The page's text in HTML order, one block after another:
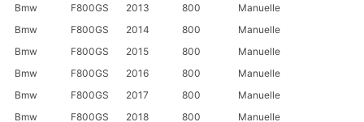
Bmw
F800GS 2013 800
Manuelle
Bmw
F800GS 2014 800
Manuelle
Bmw
F800GS 2015 800
Manuelle
Bmw
F800GS 2016 800
Manuelle
Bmw
F800GS 2017 800
Manuelle
Bmw
F800GS 2018 800
Manuelle